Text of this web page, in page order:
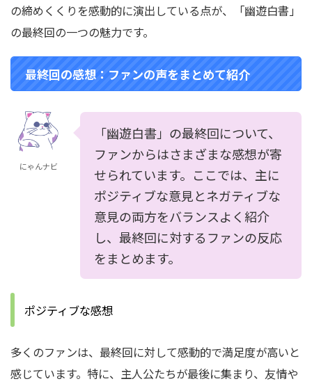
の締めくくりを感動的に演出している点が、「幽遊白書」
の最終回の一つの魅力です。
最終回の感想：ファンの声をまとめて紹介
にゃんナビ
「幽遊白書」の最終回について、
ファンからはさまざまな感想が寄
せられています。ここでは、主に
ポジティブな意見とネガティブな
意見の両方をバランスよく紹介
し、最終回に対するファンの反応
をまとめます。
ポジティブな感想
多くのファンは、最終回に対して感動的で満足度が高いと
感じています。特に、主人公たちが最後に集まり、友情や